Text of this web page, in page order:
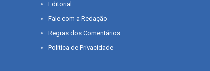
Editorial
Fale com a Redação
Regras dos Comentários
Política de Privacidade